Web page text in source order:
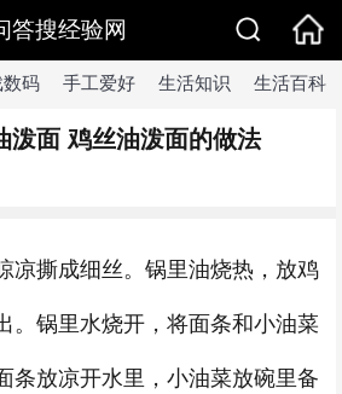
答搜经验网
码 手工爱好 生活知识 生活百科
泼面 鸡丝油泼面的做法
凉撕成细丝。锅里油烧热，放鸡
。锅里水烧开，将面条和小油菜
条放凉开水里，小油菜放碗里备